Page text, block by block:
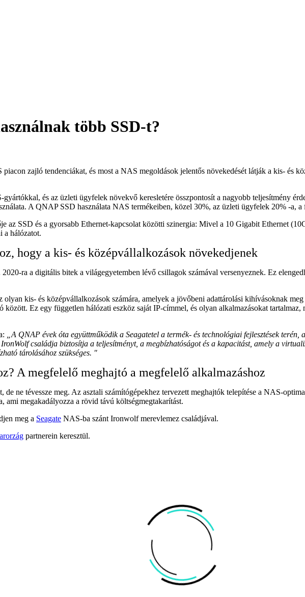
több SSD-t?
zajló tendenciákat, és most a NAS megoldások jelentős növekedését látják a kis- és
és az üzleti ügyfelek növekvő keresletére összpontosít a nagyobb teljesítmény
A QNAP SSD használata NAS termékeiben, közel 30%, az üzleti ügyfelek 20% -a, a
az SSD és a gyorsabb Ethernet-kapcsolat közötti szinergia: Mivel a 10 Gigabit Ethernet
a hálózatot.
hogy a kis- és középvállalkozások növekedjenek
ra a digitális bitek a világegyetemben lévő csillagok számával versenyeznek. Ez
kis- és középvállalkozások számára, amelyek a jövőbeni adattárolási kihívásoknak
között. Ez egy független hálózati eszköz saját IP-címmel, és olyan alkalmazásokat
„A QNAP évek óta együttműködik a Seagatetel a termék- és technológiai fejlesztések
családja biztosítja a teljesítményt, a megbízhatóságot és a kapacitást, amely a
tárolásához szükséges. "
A megfelelő meghajtó a megfelelő alkalmazáshoz
de ne tévessze meg. Az asztali számítógépekhez tervezett meghajtók telepítése a NAS-
ami megakadályozza a rövid távú költségmegtakarítást.
meg a Seagate NAS-ba szánt Ironwolf merevlemez családjával.
partnerein keresztül.